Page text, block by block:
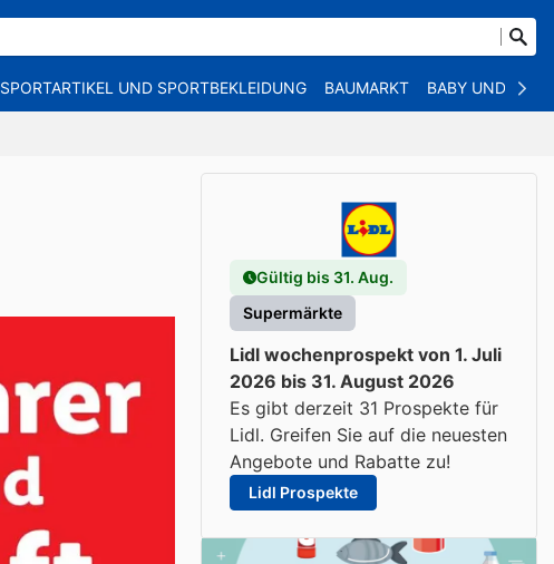
SPORTARTIKEL UND SPORTBEKLEIDUNG BAUMARKT BABY UND KIND
Gültig bis 31. Aug.
Supermärkte
Lidl wochenprospekt von 1. Juli
2026 bis 31. August 2026
Es gibt derzeit 31 Prospekte für
Lidl. Greifen Sie auf die neuesten
Angebote und Rabatte zu!
Lidl Prospekte